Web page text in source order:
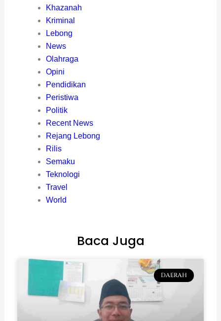
Khazanah
Kriminal
Lebong
News
Olahraga
Opini
Pendidikan
Peristiwa
Politik
Recent News
Rejang Lebong
Rilis
Semaku
Teknologi
Travel
World
Baca Juga
DAERAH